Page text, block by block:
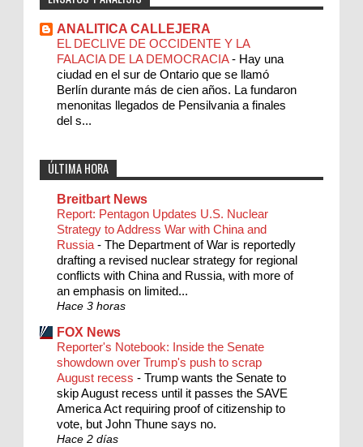
ANALITICA CALLEJERA
EL DECLIVE DE OCCIDENTE Y LA
FALACIA DE LA DEMOCRACIA- Hay una
ciudad en el sur de Ontario que se llamó
Berlín durante más de cien años. La fundaron
menonitas llegados de Pensilvania a finales
del s...
ÚLTIMA HORA
Breitbart News
Report: Pentagon Updates U.S. Nuclear
Strategy to Address War with China and
Russia - The Department of War is reportedly
drafting a revised nuclear strategy for regional
conflicts with China and Russia, with more of
an emphasis on limited...
Hace 3 horas
FOX News
Reporter's Notebook: Inside the Senate
showdown over Trump's push to scrap
August recess - Trump wants the Senate to
skip August recess until it passes the SAVE
America Act requiring proof of citizenship to
vote, but John Thune says no.
Hace 2 días